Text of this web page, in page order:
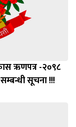
ऋणपत्र -२०९८
सूचना !!!